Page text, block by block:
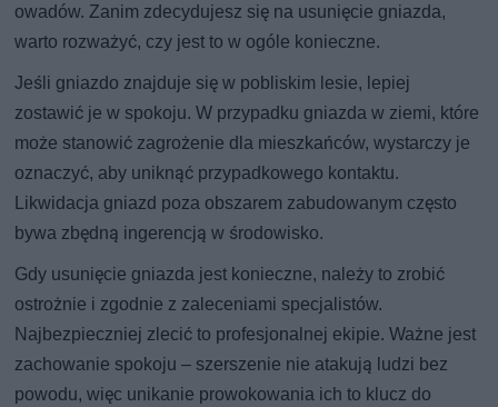
owadów. Zanim zdecydujesz się na usunięcie gniazda,
warto rozważyć, czy jest to w ogóle konieczne.
Jeśli gniazdo znajduje się w pobliskim lesie, lepiej
zostawić je w spokoju. W przypadku gniazda w ziemi, które
może stanowić zagrożenie dla mieszkańców, wystarczy je
oznaczyć, aby uniknąć przypadkowego kontaktu.
Likwidacja gniazd poza obszarem zabudowanym często
bywa zbędną ingerencją w środowisko.
Gdy usunięcie gniazda jest konieczne, należy to zrobić
ostrożnie i zgodnie z zaleceniami specjalistów.
Najbezpieczniej zlecić to profesjonalnej ekipie. Ważne jest
zachowanie spokoju – szerszenie nie atakują ludzi bez
powodu, więc unikanie prowokowania ich to klucz do